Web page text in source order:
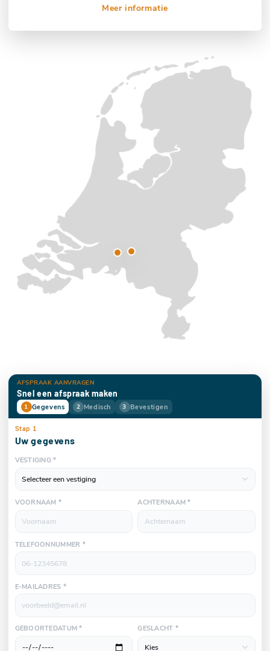
Meer informatie
AFSPRAAK AANVRAGEN
Snel een afspraak maken
1 Gegevens 2 Medisch 3 Bevestigen
Stap 1
Uw gegevens
VESTIGING *
VOORNAAM * ACHTERNAAM *
TELEFOONNUMMER *
E-MAILADRES *
GEBOORTEDATUM * GESLACHT *